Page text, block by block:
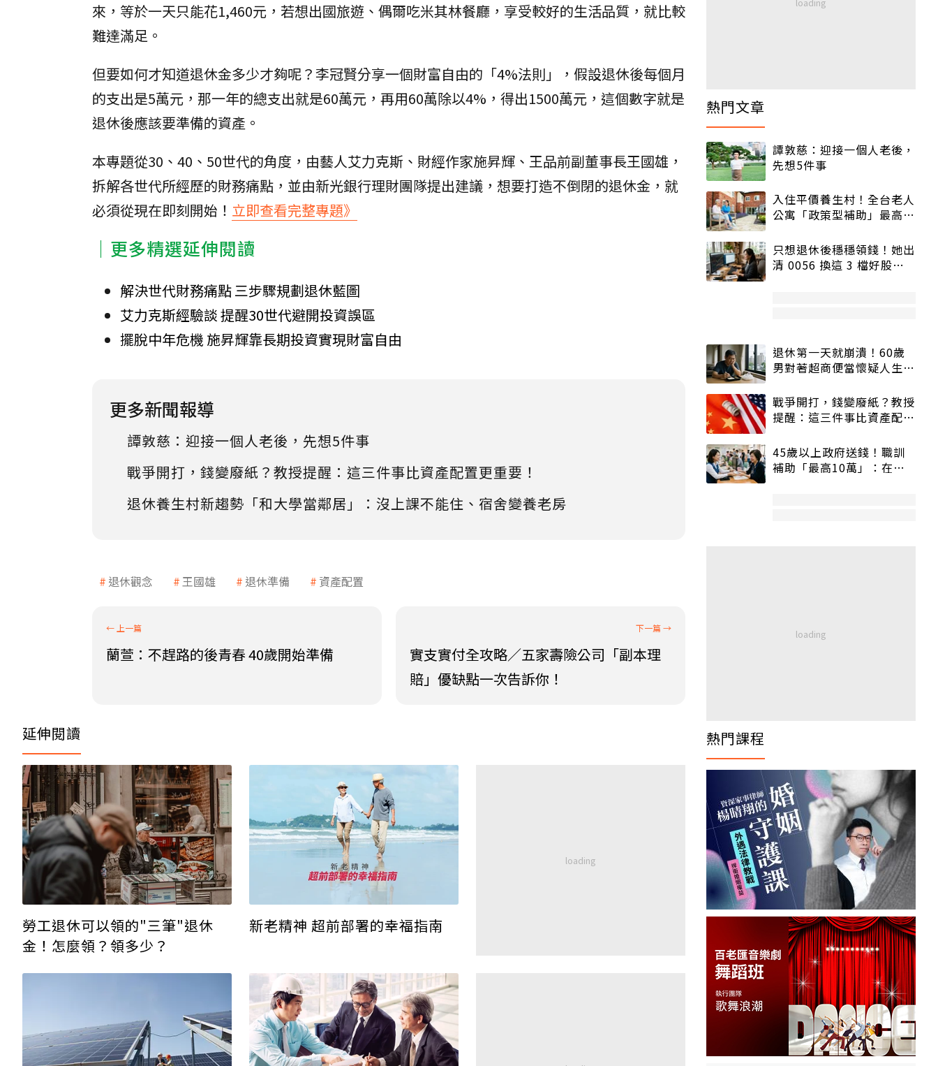
來，等於一天只能花1,460元，若想出國旅遊、偶爾吃米其林餐廳，享受較好的生活品質，就比較
難達滿足。
但要如何才知道退休金多少才夠呢？李冠賢分享一個財富自由的「4%法則」，假設退休後每個月
的支出是5萬元，那一年的總支出就是60萬元，再用60萬除以4%，得出1500萬元，這個數字就是
退休後應該要準備的資產。
本專題從30、40、50世代的角度，由藝人艾力克斯、財經作家施昇輝、王品前副董事長王國雄，
拆解各世代所經歷的財務痛點，並由新光銀行理財團隊提出建議，想要打造不倒閉的退休金，就
必須從現在即刻開始！ 立即查看完整專題》
｜更多精選延伸閱讀
解決世代財務痛點 三步驟規劃退休藍圖
艾力克斯經驗談 提醒30世代避開投資誤區
擺脫中年危機 施昇輝靠長期投資實現財富自由
更多新聞報導
譚敦慈：迎接一個人老後，先想5件事
戰爭開打，錢變廢紙？教授提醒：這三件事比資產配置更重要！
退休養生村新趨勢「和大學當鄰居」：沒上課不能住、宿舍變養老房
退休觀念 王國雄 退休準備 資產配置
蘭萱：不趕路的後青春 40歲開始準備
實支實付全攻略／五家壽險公司「副本理
賠」優缺點一次告訴你！
延伸閱讀
勞工退休可以領的"三筆"退休
金！怎麼領？領多少？
新老精神 超前部署的幸福指南
熱門文章
譚敦慈：迎接一個人老後，
先想5件事
入住平價養生村！全台老人
公寓「政策型補助」最高打
只想退休後穩穩領錢！她出
清 0056 換這 3 檔好股：
退休第一天就崩潰！60歲
男對著超商便當懷疑人生
戰爭開打，錢變廢紙？教授
提醒：這三件事比資產配置
45歲以上政府送錢！職訓
補助「最高10萬」：在
熱門課程